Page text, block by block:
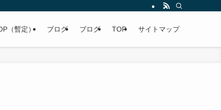
（暫定） ブログ ブログ TOP サイトマップ